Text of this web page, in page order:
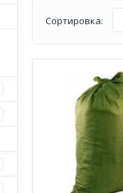
Сортировка: